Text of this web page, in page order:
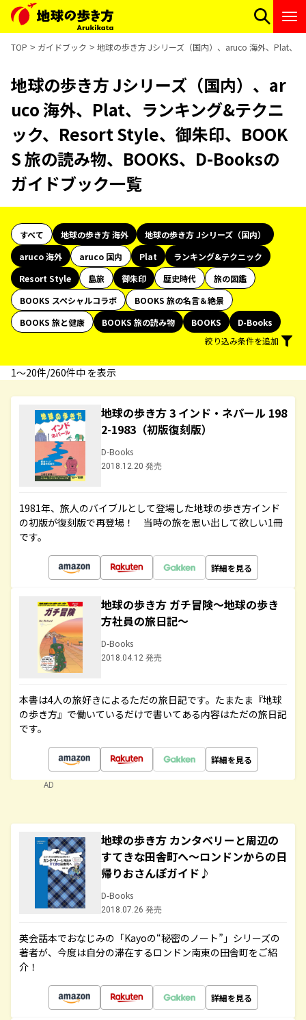
TOP ガイドブック 地球の歩き方 Jシリーズ（国内）、aruco 海外、Plat、
地球の歩き方 Jシリーズ（国内）、ar
uco 海外、Plat、ランキング&テクニ
ック、Resort Style、御朱印、BOOK
S 旅の読み物、BOOKS、D-Booksの
ガイドブック一覧
すべて 地球の歩き方 海外
地球の歩き方 Jシリーズ（国内）
aruco 海外
aruco 国内 Plat
ランキング&テクニック
Resort Style
島旅 御朱印 歴史時代
旅の図鑑
BOOKS スペシャルコラボ
BOOKS 旅の名言＆絶景
BOOKS 旅と健康
BOOKS 旅の読み物 BOOKS
D-Books
絞り込み条件を追加
1〜20件/260件中 を表示
地球の歩き方 3 インド・ネパール 198
2-1983（初版復刻版）
D-Books
2018.12.20 発売
1981年、旅人のバイブルとして登場した地球の歩き方インド
の初版が復刻版で再登場！ 当時の旅を思い出して欲しい1冊
です。
詳細を見る
地球の歩き方 ガチ冒険～地球の歩き
方社員の旅日記～
D-Books
2018.04.12 発売
本書は4人の旅好きによるただの旅日記です。たまたま『地球
の歩き方』で働いているだけで書いてある内容はただの旅日記
です。
詳細を見る
AD
地球の歩き方 カンタベリーと周辺の
すてきな田舎町へ～ロンドンからの日
帰りおさんぽガイド♪
D-Books
2018.07.26 発売
英会話本でおなじみの「Kayoの“秘密のノート”」シリーズの
著者が、今度は自分の滞在するロンドン南東の田舎町をご紹
介！
詳細を見る